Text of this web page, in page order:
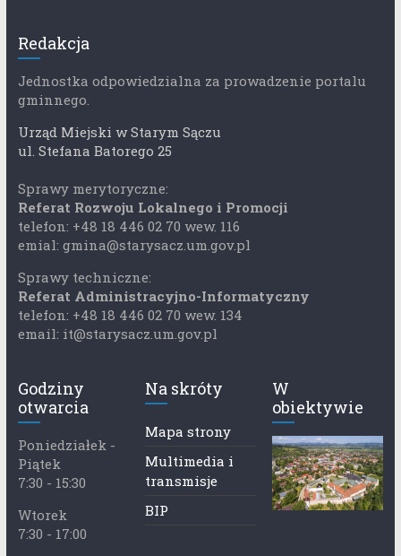
Redakcja
Jednostka odpowiedzialna za prowadzenie portalu
gminnego.
Urząd Miejski w Starym Sączu
ul. Stefana Batorego 25
Sprawy merytoryczne:
Referat Rozwoju Lokalnego i Promocji
telefon: +48 18 446 02 70 wew. 116
emial: gmina@starysacz.um.gov.pl
Sprawy techniczne:
Referat Administracyjno-Informatyczny
telefon: +48 18 446 02 70 wew. 134
email: it@starysacz.um.gov.pl
Godziny
otwarcia
Poniedziałek -
Piątek
7:30 - 15:30
Wtorek
7:30 - 17:00
Na skróty
Mapa strony
Multimedia i
transmisje
BIP
W
obiektywie